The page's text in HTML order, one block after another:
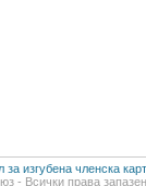
за изгубена членска
- Всички права